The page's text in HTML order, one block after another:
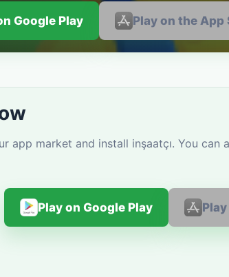
Google Play Play on the App
app market and install inşaatçı. You
Play on Google Play